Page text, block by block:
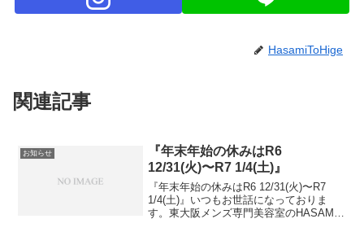
HasamiToHige
関連記事
お知らせ
『年末年始の休みはR6
12/31(火)〜R7 1/4(土)』
『年末年始の休みはR6 12/31(火)〜R7
1/4(土)』いつもお世話になっておりま
す。東大阪メンズ専門美容室のHASAMI